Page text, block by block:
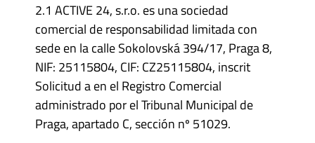
2.1 ACTIVE 24, s.r.o. es una sociedad
comercial de responsabilidad limitada con
sede en la calle Sokolovská 394/17, Praga 8,
NIF: 25115804, CIF: CZ25115804, inscrit
Solicitud a en el Registro Comercial
administrado por el Tribunal Municipal de
Praga, apartado C, sección nº 51029.